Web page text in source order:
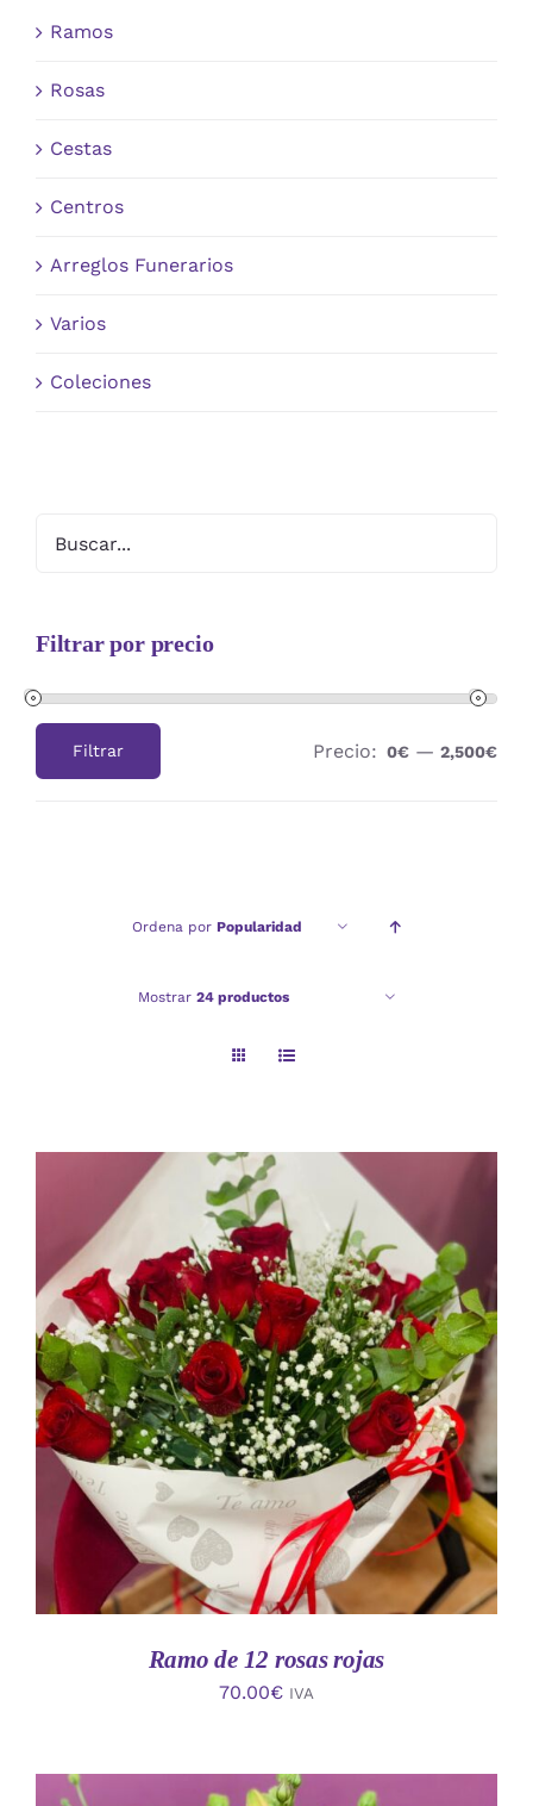
Ramos
Rosas
Cestas
Centros
Arreglos Funerarios
Varios
Coleciones
Filtrar por precio
Filtrar Precio: 0€ —2,500€
Ordena por Popularidad
Mostrar 24 productos
AÑADIR AL CARRITO
/
DETALLES
Ramo de 12 rosas rojas
70.00€ IVA